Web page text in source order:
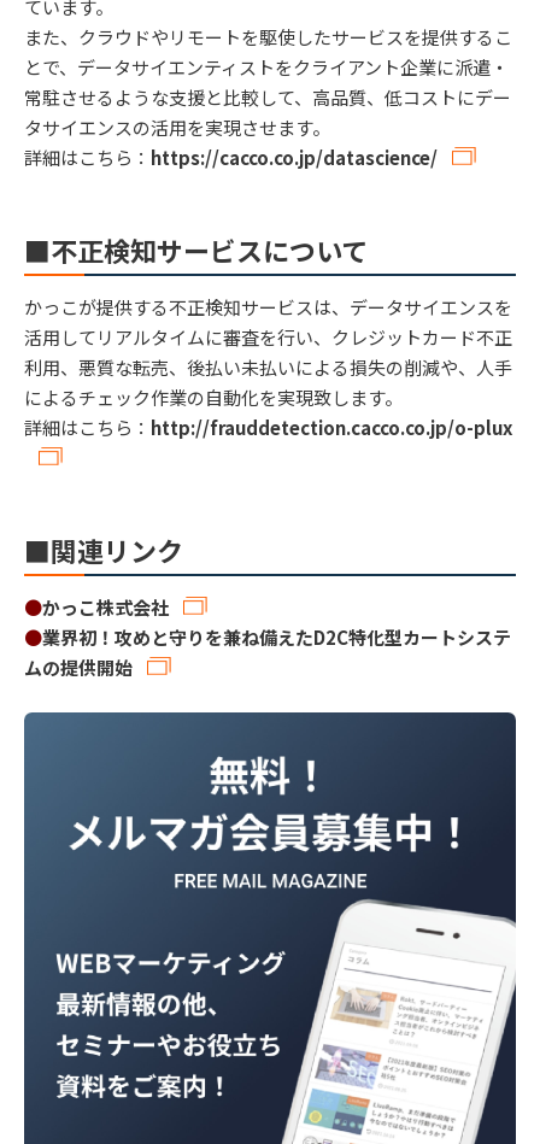
ています。
また、クラウドやリモートを駆使したサービスを提供するこ
とで、データサイエンティストをクライアント企業に派遣・
常駐させるような支援と比較して、高品質、低コストにデー
タサイエンスの活用を実現させます。
詳細はこちら： https://cacco.co.jp/datascience/
■不正検知サービスについて
かっこが提供する不正検知サービスは、データサイエンスを
活用してリアルタイムに審査を行い、クレジットカード不正
利用、悪質な転売、後払い未払いによる損失の削減や、人手
によるチェック作業の自動化を実現致します。
詳細はこちら： http://frauddetection.cacco.co.jp/o-plux
■関連リンク
●かっこ株式会社
●業界初！攻めと守りを兼ね備えたD2C特化型カートシステ
ムの提供開始